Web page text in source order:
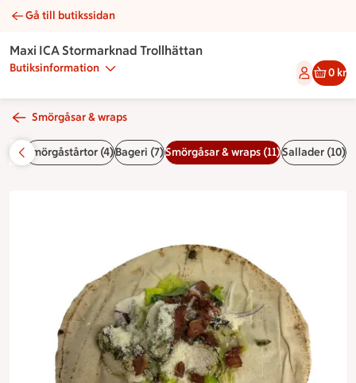
Caesarwrap med kyckling | Catering Maxi ICA Stormarknad
Gå till butikssidan
Maxi ICA Stormarknad Trollhättan
Butiksinformation 0 kr
Smörgåsar & wraps
(3) Smörgåstårtor (4)Bageri (7)Smörgåsar & wraps (11)Sallader (10)